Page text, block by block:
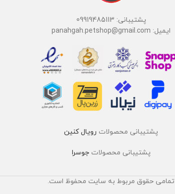
پشتیبانی: 09919485113
ایمیل: panahgah.petshop@gmail.com
پشتیبانی محصولات رویال کنین
پشتیبانی محصولاتجوسرا
تمامی حقوق مربوط به سایت محفوظ است.